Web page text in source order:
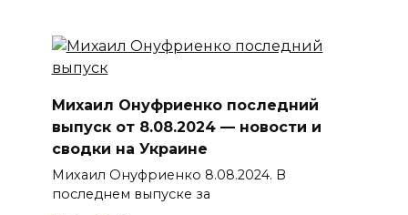
Михаил Онуфриенко последний
выпуск от 8.08.2024 — новости и
сводки на Украине
Михаил Онуфриенко 8.08.2024. В
последнем выпуске за